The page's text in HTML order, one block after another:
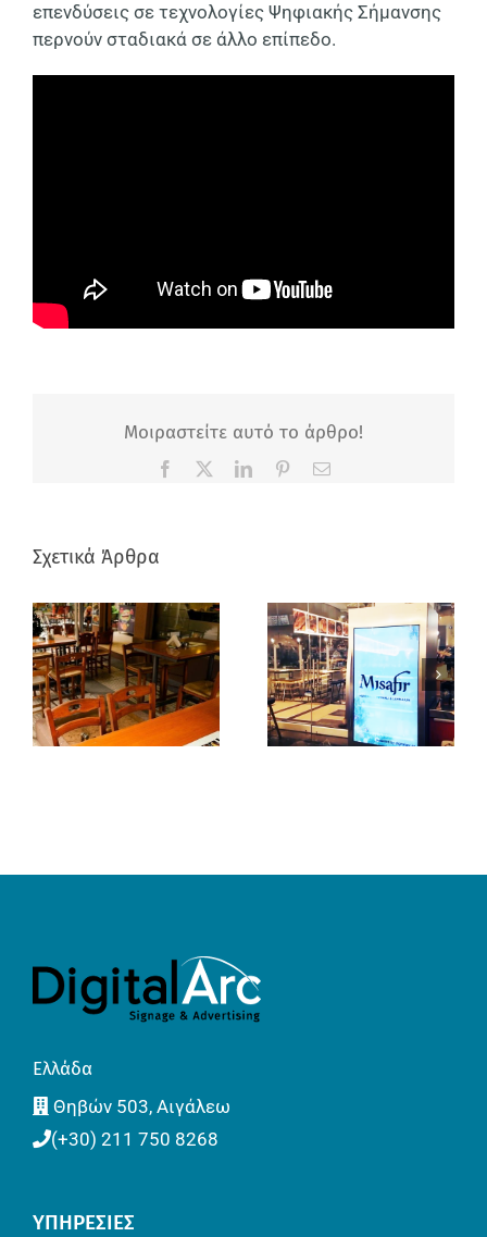
επενδύσεις σε τεχνολογίες Ψηφιακής Σήμανσης
περνούν σταδιακά σε άλλο επίπεδο.
Μοιραστείτε αυτό το άρθρο!
Facebook LinkedInPinterestEmail
Σχετικά Άρθρα
Ελλάδα
Θηβών 503, Αιγάλεω
(+30) 211 750 8268
ΥΠΗΡΕΣΊΕΣ